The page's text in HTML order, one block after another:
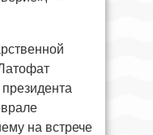
на встрече